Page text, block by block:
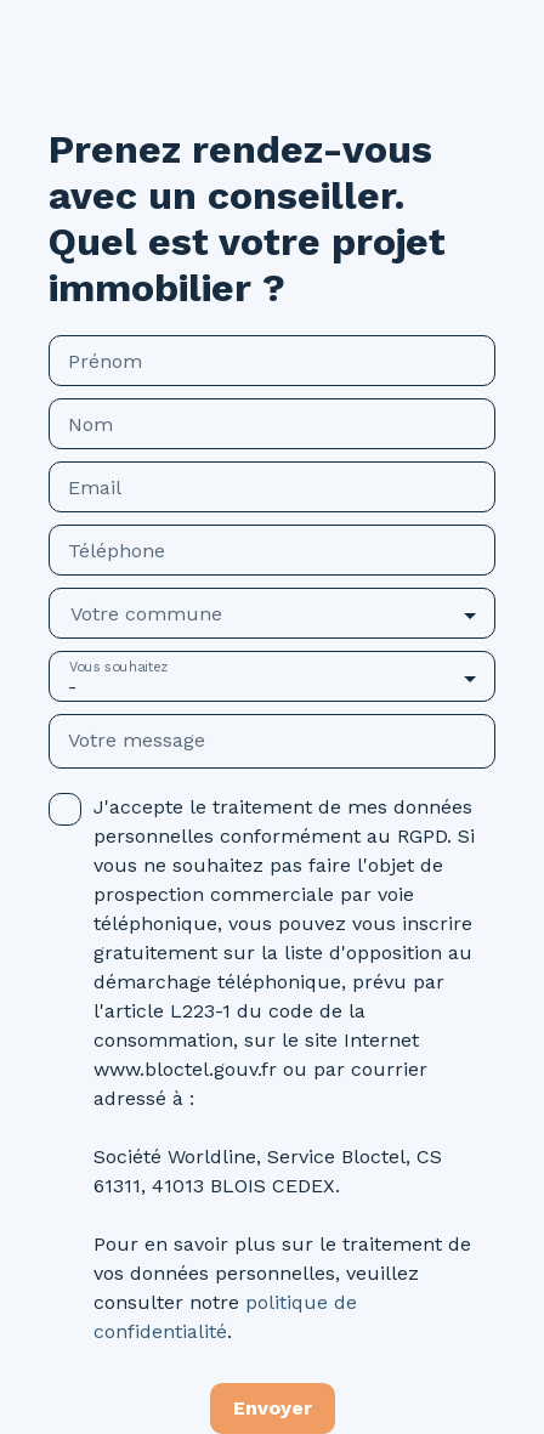
Prenez rendez-vous
avec un conseiller.
Quel est votre projet
immobilier ?
Prénom
Nom
Email
Téléphone
Votre commune
-
Vous souhaitez
Votre message
J'accepte le traitement de mes données
personnelles conformément au RGPD. Si
vous ne souhaitez pas faire l'objet de
prospection commerciale par voie
téléphonique, vous pouvez vous inscrire
gratuitement sur la liste d'opposition au
démarchage téléphonique, prévu par
l'article L223-1 du code de la
consommation, sur le site Internet
www.bloctel.gouv.fr ou par courrier
adressé à :
Société Worldline, Service Bloctel, CS
61311, 41013 BLOIS CEDEX.
Pour en savoir plus sur le traitement de
vos données personnelles, veuillez
consulter notre politique de
confidentialité.
Envoyer